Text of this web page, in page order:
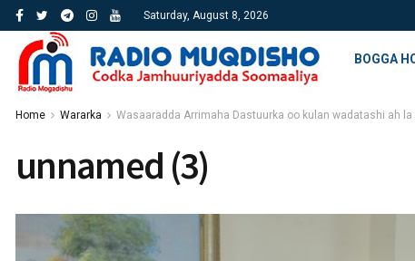
Saturday, August 8, 2026
BOGGA
Home Wararka Wasaaradda Arrimaha Dastuurka oo kulan wadatashi ah la
unnamed (3)